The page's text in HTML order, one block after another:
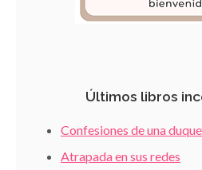
Últimos libros
Confesiones de una
Atrapada en sus redes